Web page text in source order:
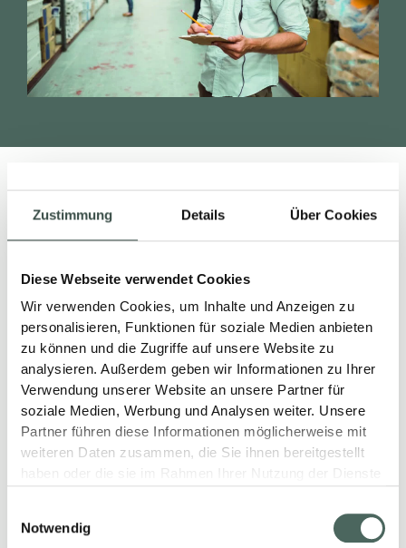
Zustimmung Details Über Cookies
Diese Webseite verwendet Cookies
Wir verwenden Cookies, um Inhalte und Anzeigen zu
personalisieren, Funktionen für soziale Medien anbieten
zu können und die Zugriffe auf unsere Website zu
analysieren. Außerdem geben wir Informationen zu Ihrer
Verwendung unserer Website an unsere Partner für
soziale Medien, Werbung und Analysen weiter. Unsere
Partner führen diese Informationen möglicherweise mit
weiteren Daten zusammen, die Sie ihnen bereitgestellt
haben oder die sie im Rahmen Ihrer Nutzung der Dienste
Notwendig
BACH
PARTNER WERDEN.
Partnerschaftlich verkaufen.
Wir sind nicht nur eine Abholstelle. Wir sind
Ihr Partner in allen Dingen, die sich um den
Bau und die Weiterentwicklung Ihres
Unternehmens drehen. Fachlicher
Austausch, Wissensvorsprünge und der
stabile Kundenbeziehung zu pflegen und